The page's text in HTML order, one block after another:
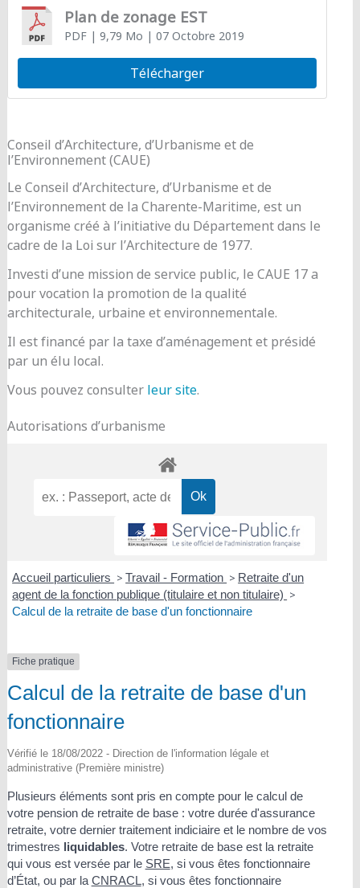
Plan de zonage EST
PDF| 9,79 Mo | 07 Octobre 2019
Télécharger
Conseil d’Architecture, d’Urbanisme et de
l’Environnement (CAUE)
Le Conseil d’Architecture, d’Urbanisme et de
l’Environnement de la Charente-Maritime, est un
organisme créé à l’initiative du Département dans le
cadre de la Loi sur l’Architecture de 1977.
Investi d’une mission de service public, le CAUE 17 a
pour vocation la promotion de la qualité
architecturale, urbaine et environnementale.
Il est financé par la taxe d’aménagement et présidé
par un élu local.
Vous pouvez consulter leur site.
Autorisations d’urbanisme
Accueil particuliers > Travail - Formation > Retraite d'un
agent de la fonction publique (titulaire et non titulaire) >
Calcul de la retraite de base d'un fonctionnaire
Fiche pratique
Calcul de la retraite de base d'un
fonctionnaire
Vérifié le 18/08/2022 - Direction de l'information légale et
administrative (Première ministre)
Plusieurs éléments sont pris en compte pour le calcul de
votre pension de retraite de base : votre durée d'assurance
retraite, votre dernier traitement indiciaire et le nombre de vos
trimestres liquidables. Votre retraite de base est la retraite
qui vous est versée par le SRE, si vous êtes fonctionnaire
d’État, ou par la CNRACL, si vous êtes fonctionnaire